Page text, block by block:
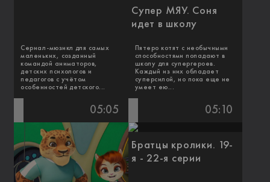
Сериал-мюзикл для самых
маленьких, созданный
командой аниматоров,
детских психологов и
педагогов с учётом
особенностей детского...
Супер МЯУ. Соня
идет в школу
Пятеро котят с необычными
способностями попадают в
школу для супергероев.
Каждый из них обладает
суперсилой, но пока еще не
умеет ею...
05:05 05:10
Братцы кролики. 19-
я - 22-я серии